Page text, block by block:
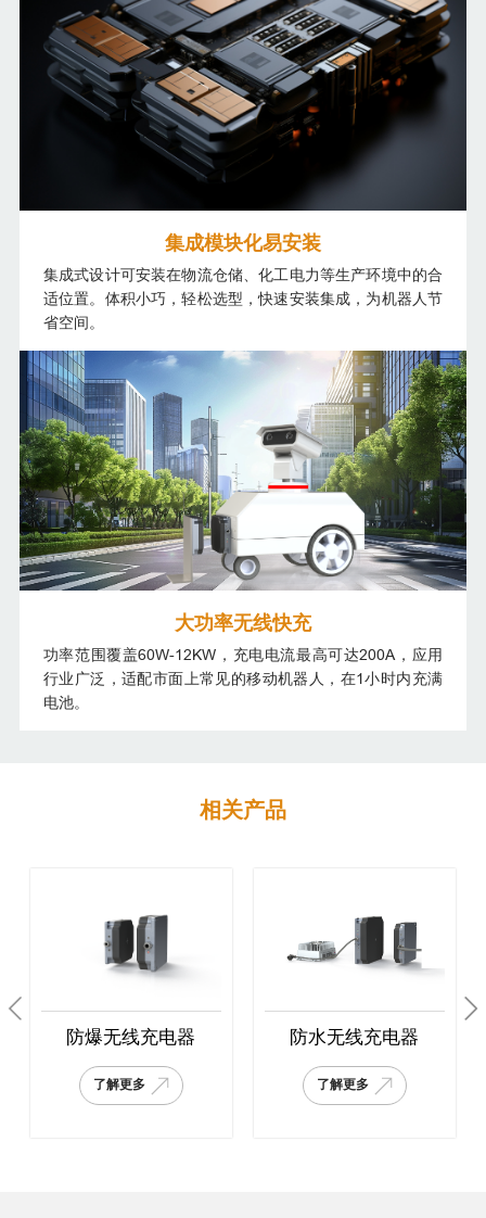
集成模块化易安装
集成式设计可安装在物流仓储、化工电力等生产环境中的合
适位置。体积小巧，轻松选型，快速安装集成，为机器人节
省空间。
大功率无线快充
功率范围覆盖60W-12KW，充电电流最高可达200A，应用
行业广泛，适配市面上常见的移动机器人，在1小时内充满
电池。
相关产品
防爆无线充电器
了解更多
防水无线充电器
了解更多